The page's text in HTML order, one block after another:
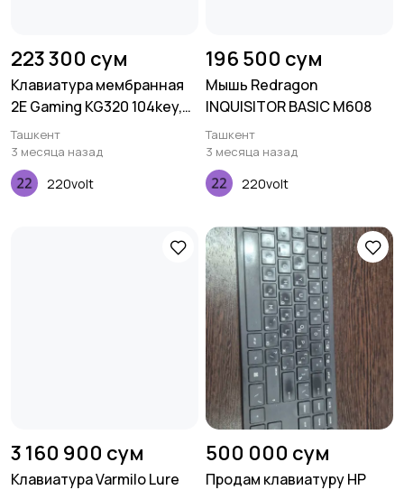
223 300 сум
Клавиатура мембранная
2E Gaming KG320 104key,
USB-A, EN/UA/RU, LED,
чёрный
Ташкент
3 месяца назад
220volt
196 500 сум
Мышь Redragon
INQUISITOR BASIC M608
Ташкент
3 месяца назад
220volt
3 160 900 сум
Клавиатура Varmilo Lure
500 000 сум
Продам клавиатуру HP